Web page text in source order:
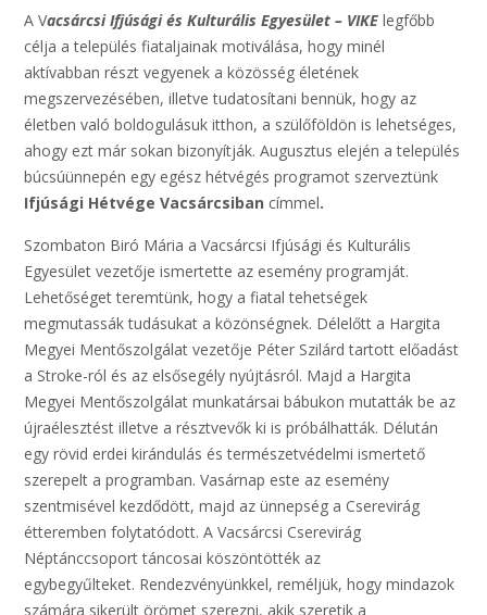
A Vacsárcsi Ifjúsági és Kulturális Egyesület – VIKE legfőbb
célja a település fiataljainak motiválása, hogy minél
aktívabban részt vegyenek a közösség életének
megszervezésében, illetve tudatosítani bennük, hogy az
életben való boldogulásuk itthon, a szülőföldön is lehetséges,
ahogy ezt már sokan bizonyítják. Augusztus elején a település
búcsúünnepén egy egész hétvégés programot szerveztünk
Ifjúsági Hétvége Vacsárcsiban címmel.
Szombaton Biró Mária a Vacsárcsi Ifjúsági és Kulturális
Egyesület vezetője ismertette az esemény programját.
Lehetőséget teremtünk, hogy a fiatal tehetségek
megmutassák tudásukat a közönségnek. Délelőtt a Hargita
Megyei Mentőszolgálat vezetője Péter Szilárd tartott előadást
a Stroke-ról és az elsősegély nyújtásról. Majd a Hargita
Megyei Mentőszolgálat munkatársai bábukon mutatták be az
újraélesztést illetve a résztvevők ki is próbálhatták. Délután
egy rövid erdei kirándulás és természetvédelmi ismertető
szerepelt a programban. Vasárnap este az esemény
szentmisével kezdődött, majd az ünnepség a Cserevirág
étteremben folytatódott. A Vacsárcsi Cserevirág
Néptánccsoport táncosai köszöntötték az
egybegyűlteket. Rendezvényünkkel, reméljük, hogy mindazok
számára sikerült örömet szerezni, akik szeretik a